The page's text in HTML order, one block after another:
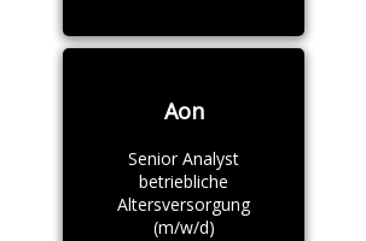
Aon
Senior Analyst
betriebliche
Altersversorgung
(m/w/d)